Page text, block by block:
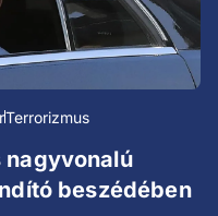
Terrorizmus
nagyvonalú
beszédében